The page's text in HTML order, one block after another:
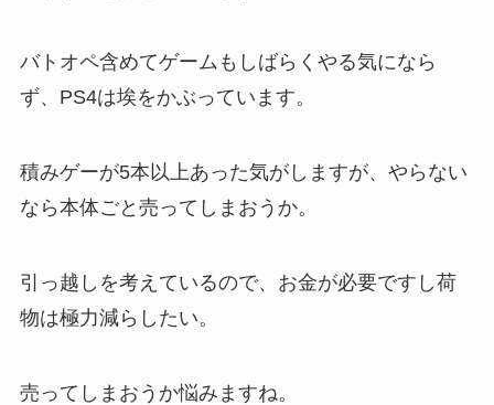
バトオペ含めてゲームもしばらくやる気になら
ず、PS4は埃をかぶっています。
積みゲーが5本以上あった気がしますが、やらない
なら本体ごと売ってしまおうか。
引っ越しを考えているので、お金が必要ですし荷
物は極力減らしたい。
売ってしまおうか悩みますね。